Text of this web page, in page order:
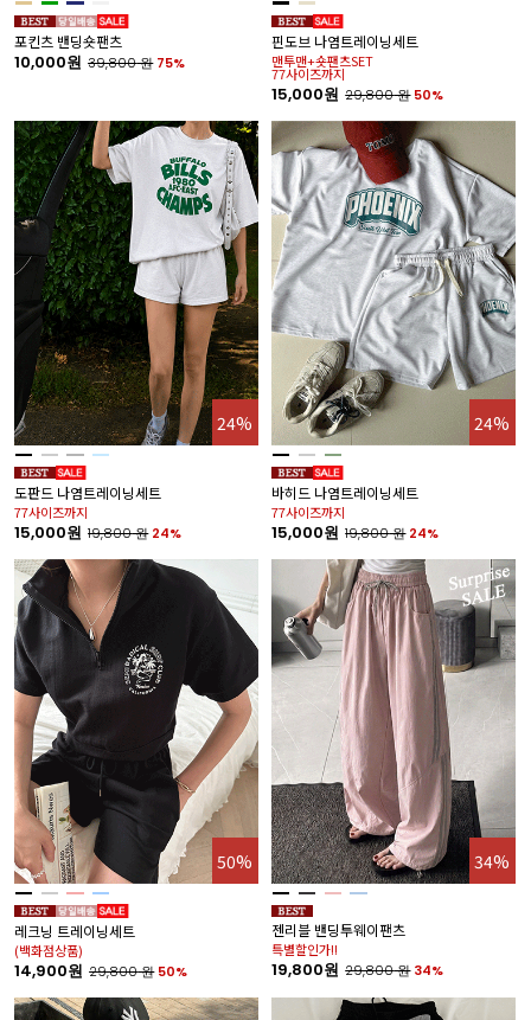
포킨츠 밴딩숏팬츠
10,000원 39,800원 75%
핀도브 나염트레이닝세트
맨투맨+숏팬츠SET
77사이즈까지
15,000원 29,800원 50%
24%
도판드 나염트레이닝세트
77사이즈까지
15,000원 19,800원 24%
24%
바히드 나염트레이닝세트
77사이즈까지
15,000원 19,800원 24%
50%
레크닝 트레이닝세트
(백화점상품)
14,900원 29,800원 50%
34%
젠리블 밴딩투웨이팬츠
특별할인가!!
19,800원 29,800원 34%